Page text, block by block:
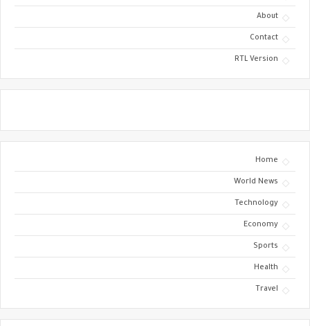
About
Contact
RTL Version
Home
World News
Technology
Economy
Sports
Health
Travel